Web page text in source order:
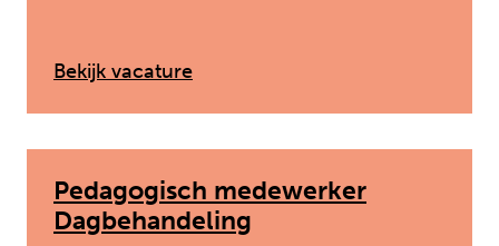
Bekijk vacature: Manager Ambulante Jeugdzorg
Pedagogisch medewerker
Dagbehandeling